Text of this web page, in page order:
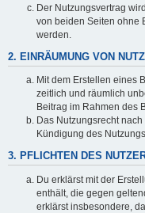
Der Nutzungsvertrag
von beiden Seiten ohne
werden.
2. EINRÄUMUNG VON
Mit dem Erstellen eines
zeitlich und räumlich
Beitrag im Rahmen des
Das Nutzungsrecht
Kündigung des
3. PFLICHTEN DES
Du erklärst mit der
enthält, die gegen
erklärst insbesondere,